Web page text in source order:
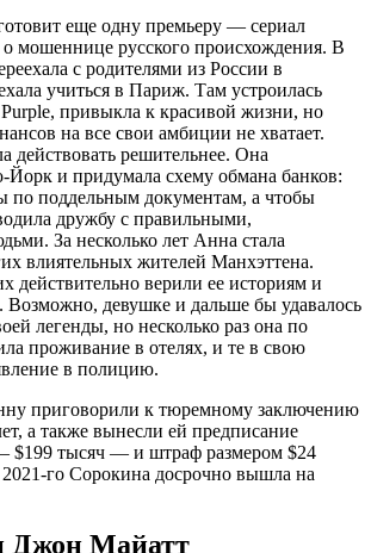
еще одну премьеру — сериал
мошеннице русского происхождения. В
с родителями из России в
учиться в Париж. Там устроилась
привыкла к красивой жизни, но
на все свои амбиции не хватает.
действовать решительнее. Она
Йорк и придумала схему обмана банков:
по поддельным документам, а чтобы
дружбу с правильными,
За несколько лет Анна стала
влиятельных жителей Манхэттена.
действительно верили ее историям и
Возможно, девушке и дальше бы удавалось
легенды, но несколько раз она по
проживание в отелях, и те в свою
в полицию.
приговорили к тюремному заключению
а также вынесли ей предписание
$199 тысяч — и штраф размером $24
го Сорокина досрочно вышла на
Джон Майатт